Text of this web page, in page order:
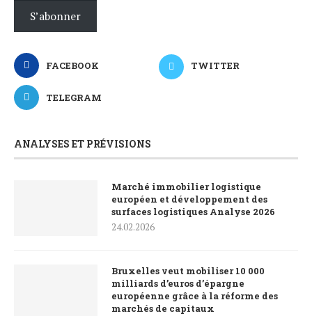
S’abonner
FACEBOOK TWITTER
TELEGRAM
ANALYSES ET PRÉVISIONS
Marché immobilier logistique
européen et développement des
surfaces logistiques Analyse 2026
24.02.2026
Bruxelles veut mobiliser 10 000
milliards d’euros d’épargne
européenne grâce à la réforme des
marchés de capitaux